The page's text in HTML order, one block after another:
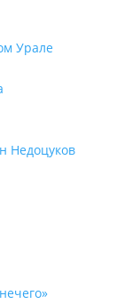
Урале
Недоцуков